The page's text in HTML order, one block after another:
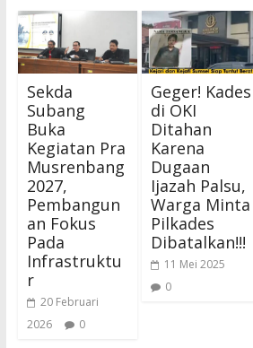
Sekda
Subang
Buka
Kegiatan Pra
Musrenbang
2027,
Pembangun
an Fokus
Pada
Infrastruktu
r
20 Februari
2026
0
Geger! Kades
di OKI
Ditahan
Karena
Dugaan
Ijazah Palsu,
Warga Minta
Pilkades
Dibatalkan!!!
11 Mei 2025
0